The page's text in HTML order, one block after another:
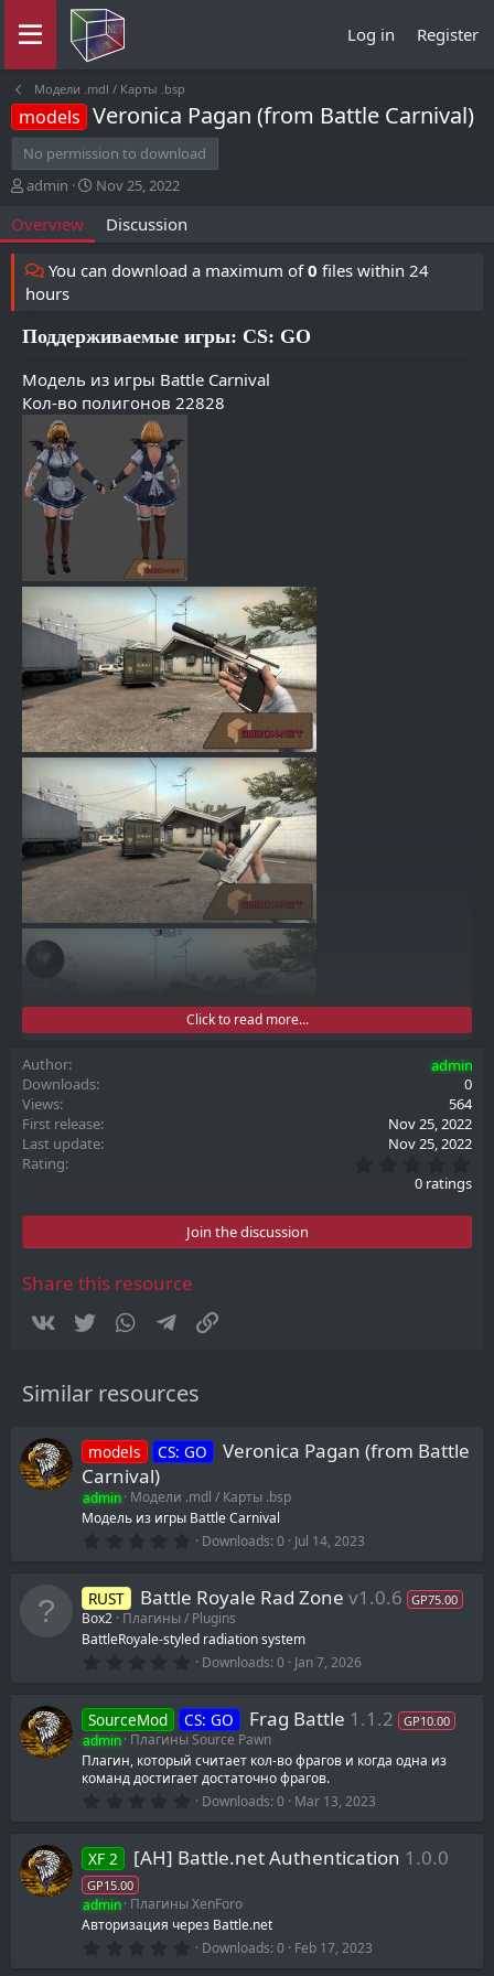
Log in Register
Модели .mdl / Карты .bsp
models Veronica Pagan (from Battle Carnival)
No permission to download
A
t
h
o
r
admin
C
t
d
t
e
Nov 25, 2022
Overview Discussion
You can download a maximum of0 files within 24
hours
Поддерживаемые игры: CS: GO
Модель из игры Battle Carnival
Кол-во полигонов 22828
Click to read more...
Author
admin
Downloads
0
Views
564
First release
Nov 25, 2022
Last update
Nov 25, 2022
Rating
.
0
t
0 ratings
Join the discussion
Share this resource
Vkontakte
Twitter WhatsAppTelegram
Similar resources
models CS: GO
Veronica Pagan (from Battle
Carnival)
admin Модели .mdl / Карты .bsp
Модель из игры Battle Carnival
0
0
s
t
a
r
Downloads 0 Jul 14, 2023
RUST Battle Royale Rad Zone v1.0.6 GP75.00
Box2 Плагины / Plugins
BattleRoyale-styled radiation system
0
0
s
t
a
r
(
s
Downloads 0 Jan 7, 2026
SourceMod CS: GO Frag Battle 1.1.2 GP10.00
admin Плагины Source Pawn
Плагин, который считает кол-во фрагов и когда одна из
команд достигает достаточно фрагов.
0
s
r
(
Downloads 0 Mar 13, 2023
XF 2 [AH] Battle.net Authentication 1.0.0
GP15.00
admin Плагины XenForo
Авторизация через Battle.net
0 Downloads 0 Feb 17, 2023